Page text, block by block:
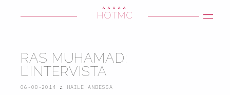
HOTMC
∴∴∴∴∴
RAS MUHAMAD:
L’INTERVISTA
06-08-2014 ∴ HAILE ANBESSA